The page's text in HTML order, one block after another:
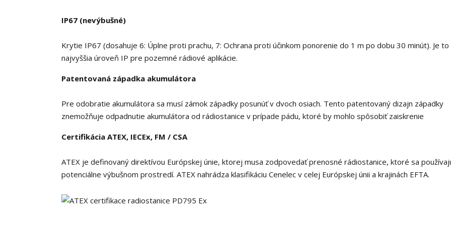
IP67 (nevýbušné)
Krytie IP67 (dosahuje 6: Úplne proti prachu, 7: Ochrana proti účinkom ponorenie do 1 m po dobu 30 minút). Je to
najvyššia úroveň IP pre pozemné rádiové aplikácie.
Patentovaná západka akumulátora
Pre odobratie akumulátora sa musí zámok západky posunúť v dvoch osiach. Tento patentovaný dizajn západky
znemožňuje odpadnutie akumulátora od rádiostanice v prípade pádu, ktoré by mohlo spôsobiť zaiskrenie
Certifikácia ATEX, IECEx, FM / CSA
ATEX je definovaný direktívou Európskej únie, ktorej musa zodpovedať prenosné rádiostanice, ktoré sa
potenciálne výbušnom prostredí. ATEX nahrádza klasifikáciu Cenelec v celej Európskej únii a krajinách EFTA.